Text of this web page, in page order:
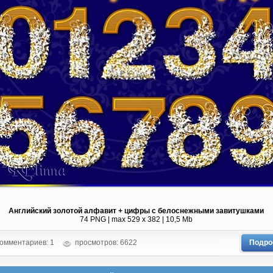
Английский золотой алфавит + цифры с белоснежными завитушками
74 PNG | max 529 x 382 | 10,5 Mb
1 просмотров: 6622